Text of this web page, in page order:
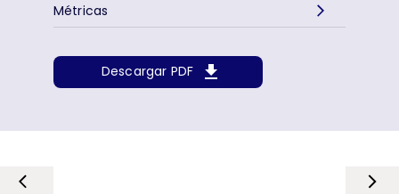
Descargar PDF
Métricas